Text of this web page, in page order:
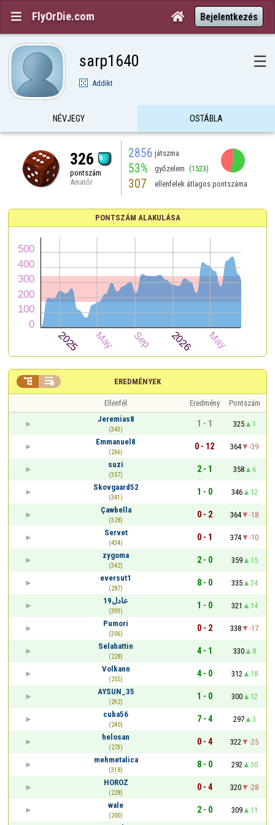
 FlyOrDie.com  Bejelentkezés
sarp1640 ☰
Addikt
NÉVJEGY OSTÁBLA
326
pontszám
Amatőr
2856 játszma
53% győzelem (1523)
307 ellenfelek átlagos pontszáma
PONTSZÁM ALAKULÁSA
EREDMÉNYEK
 
Ellenfél Eredmény
Pontszám
Jeremias8
(343)
1 - 1 325
1
Emmanuel8
(266)
0 - 12 364
-39
suzi
(357)
2 - 1 358
6
Skovgaard52
(341)
1 - 0 346
12
Çawbella
(328)
0 - 2 364
-18
Servet
(434)
0 - 1 374
-10
zygoma
(342)
2 - 0 359
15
eversut1
(287)
8 - 0 335
24
عادل19
(393)
1 - 0 321
14
Pumori
(306)
0 - 2 338
-17
Selahattin
(228)
4 - 1 330
8
Volkann
(255)
4 - 0 312
18
AYSUN_35
(292)
1 - 0 300
12
cuba56
(240)
7 - 4 297
3
helosan
(273)
0 - 4 322
-25
mehmetalica
(318)
8 - 0 292
30
HOROZ
(228)
0 - 4 320
-28
wale
(200)
2 - 0 309
11